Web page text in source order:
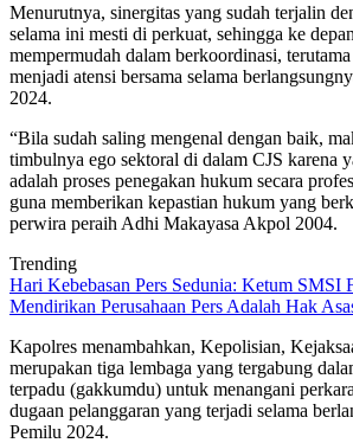
Menurutnya, sinergitas yang sudah terjalin
selama ini mesti di perkuat, sehingga ke
mempermudah dalam berkoordinasi,
menjadi atensi bersama selama
2024.
“Bila sudah saling mengenal dengan baik,
timbulnya ego sektoral di dalam CJS karena
adalah proses penegakan hukum secara
guna memberikan kepastian hukum yang
perwira peraih Adhi Makayasa Akpol 2004.
Trending
Hari Kebebasan Pers Sedunia: Ketum SMSI
Mendirikan Perusahaan Pers Adalah Hak
Kapolres menambahkan, Kepolisian,
merupakan tiga lembaga yang tergabung
terpadu (gakkumdu) untuk menangani
dugaan pelanggaran yang terjadi selama
Pemilu 2024.